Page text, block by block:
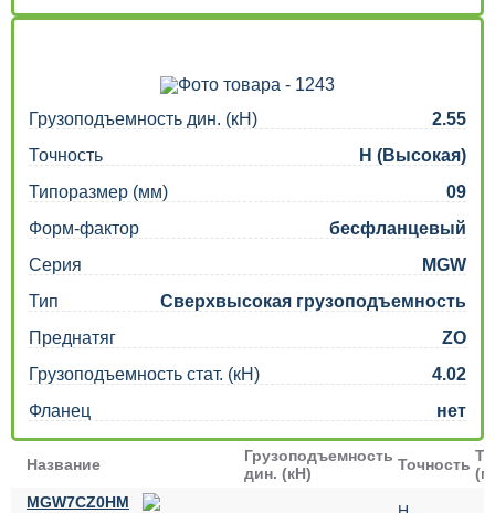
Грузоподъемность дин. (кН)
2.55
Точность
H (Высокая)
Типоразмер (мм)
09
Форм-фактор
бесфланцевый
Серия
MGW
Тип
Сверхвысокая грузоподъемность
Преднатяг
ZO
Грузоподъемность стат. (кН)
4.02
Фланец
нет
Название
Грузоподъемность
дин. (кН)
Точность
MGW7CZ0HM